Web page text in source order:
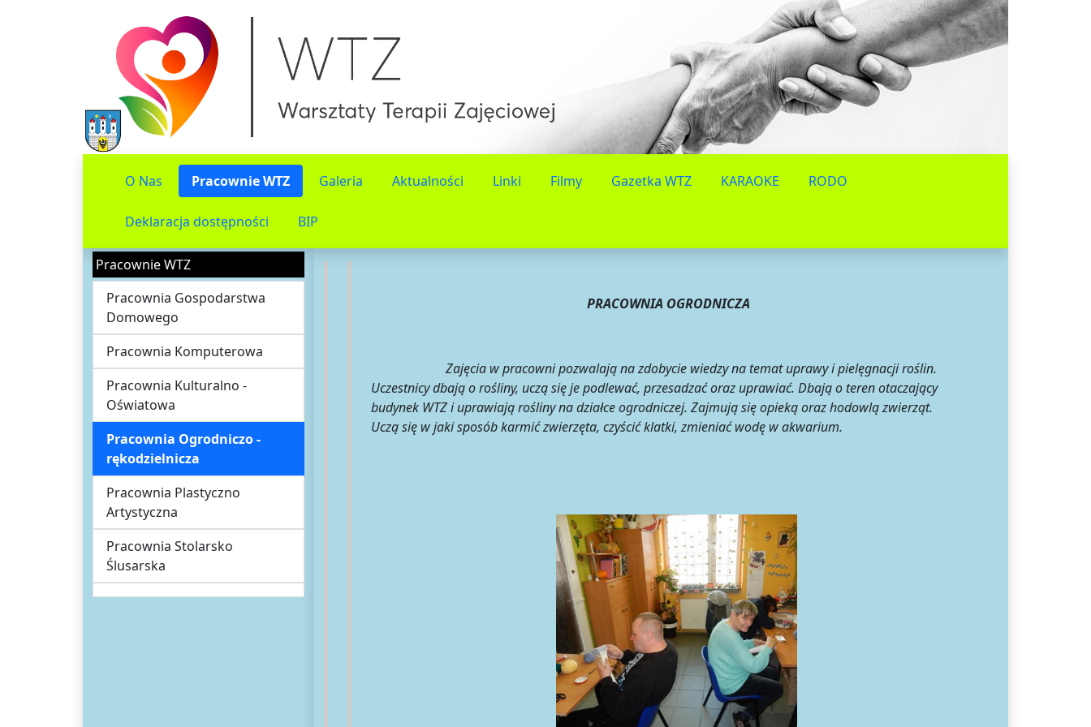
O Nas Pracownie WTZ Galeria Aktualności Linki Filmy Gazetka WTZ KARAOKE RODO
Deklaracja dostępności BIP
Pracownie WTZ
Pracownia Gospodarstwa
Domowego
Pracownia Komputerowa
Pracownia Kulturalno -
Oświatowa
Pracownia Ogrodniczo -
rękodzielnicza
Pracownia Plastyczno
Artystyczna
Pracownia Stolarsko
Ślusarska
PRACOWNIA OGRODNICZA
Zajęcia w pracowni pozwalają na zdobycie wiedzy na temat uprawy i pielęgnacji roślin.
Uczestnicy dbają o rośliny, uczą się je podlewać, przesadzać oraz uprawiać. Dbają o teren otaczający
budynek WTZ i uprawiają rośliny na działce ogrodniczej. Zajmują się opieką oraz hodowlą zwierząt.
Uczą się w jaki sposób karmić zwierzęta, czyścić klatki, zmieniać wodę w akwarium.